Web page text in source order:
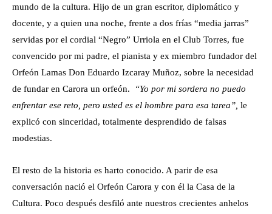
mundo de la cultura. Hijo de un gran escritor, diplomático y
docente, y a quien una noche, frente a dos frías “media jarras”
servidas por el cordial “Negro” Urriola en el Club Torres, fue
convencido por mi padre, el pianista y ex miembro fundador del
Orfeón Lamas Don Eduardo Izcaray Muñoz, sobre la necesidad
de fundar en Carora un orfeón.
“Yo por mi sordera no puedo
enfrentar ese reto, pero usted es el hombre para esa tarea”, le
explicó con sinceridad, totalmente desprendido de falsas
modestias.
El resto de la historia es harto conocido. A parir de esa
conversación nació el Orfeón Carora y con él la Casa de la
Cultura. Poco después desfiló ante nuestros crecientes anhelos